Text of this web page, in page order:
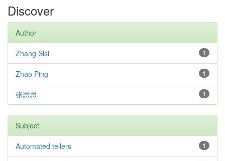
Discover
Author
1
Zhang Sisi
1
Zhao Ping
1
张思思
Subject
1
Automated tellers